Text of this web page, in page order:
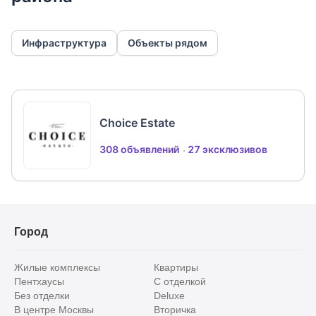
Канализация: центральная
Инфраструктура Объекты рядом
Choice Estate
308 объявлений 27 эксклюзивов
Город
Жилые комплексы
Квартиры
Пентхаусы
С отделкой
Без отделки
Deluxe
В центре Москвы
Вторичка